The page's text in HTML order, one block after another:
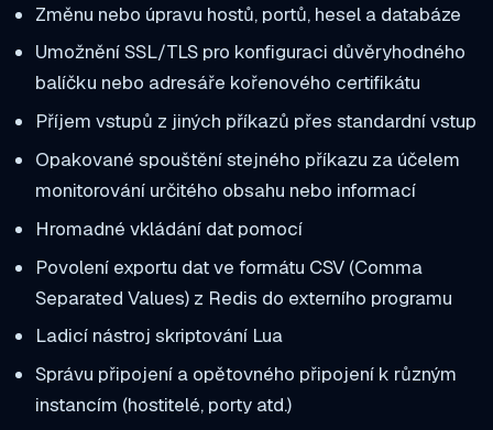
Změnu nebo úpravu hostů, portů, hesel a databáze
Umožnění SSL/TLS pro konfiguraci důvěryhodného
balíčku nebo adresáře kořenového certifikátu
Příjem vstupů z jiných příkazů přes standardní vstup
Opakované spouštění stejného příkazu za účelem
monitorování určitého obsahu nebo informací
Hromadné vkládání dat pomocí
Povolení exportu dat ve formátu CSV (Comma
Separated Values) z Redis do externího programu
Ladicí nástroj skriptování Lua
Správu připojení a opětovného připojení k různým
instancím (hostitelé, porty atd.)